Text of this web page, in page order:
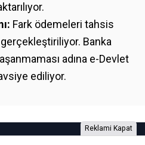
Fark ödemeleri tahsis
Banka
adına e-Devlet
ediliyor.
Reklami Kapat